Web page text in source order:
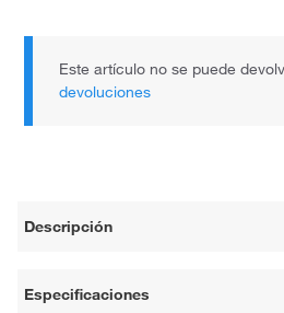
Este artículo no se puede
devoluciones
Descripción
Especificaciones